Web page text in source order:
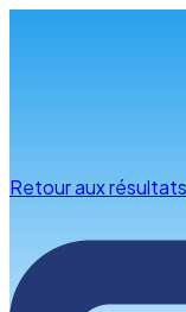
Retour aux résultats